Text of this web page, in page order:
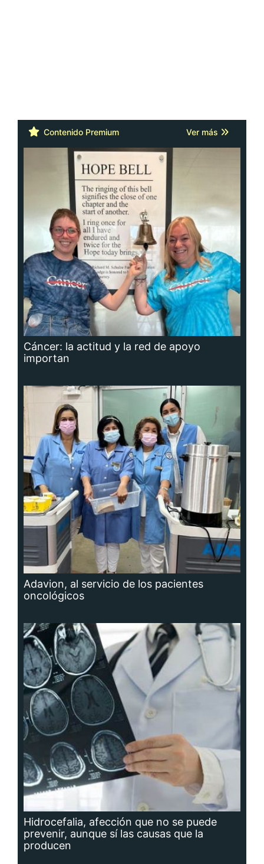
Contenido Premium Ver más
Cáncer: la actitud y la red de apoyo
importan
Adavion, al servicio de los pacientes
oncológicos
Hidrocefalia, afección que no se puede
prevenir, aunque sí las causas que la
producen